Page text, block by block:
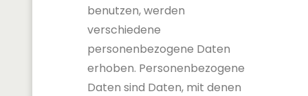
benutzen, werden
verschiedene
personenbezogene Daten
erhoben. Personenbezogene
Daten sind Daten, mit denen